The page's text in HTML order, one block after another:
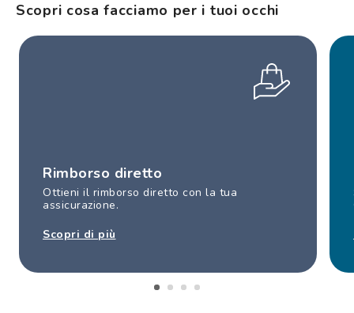
Scopri cosa facciamo per i tuoi occhi
Rimborso diretto
Ottieni il rimborso diretto con la tua
assicurazione.
Scopri di più